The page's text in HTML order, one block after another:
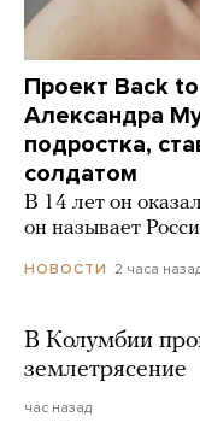
Проект Back
Александра
подростка,
солдатом
В 14 лет он
он называет
НОВОСТИ 2 часа
В Колумбии
землетрясение
час назад